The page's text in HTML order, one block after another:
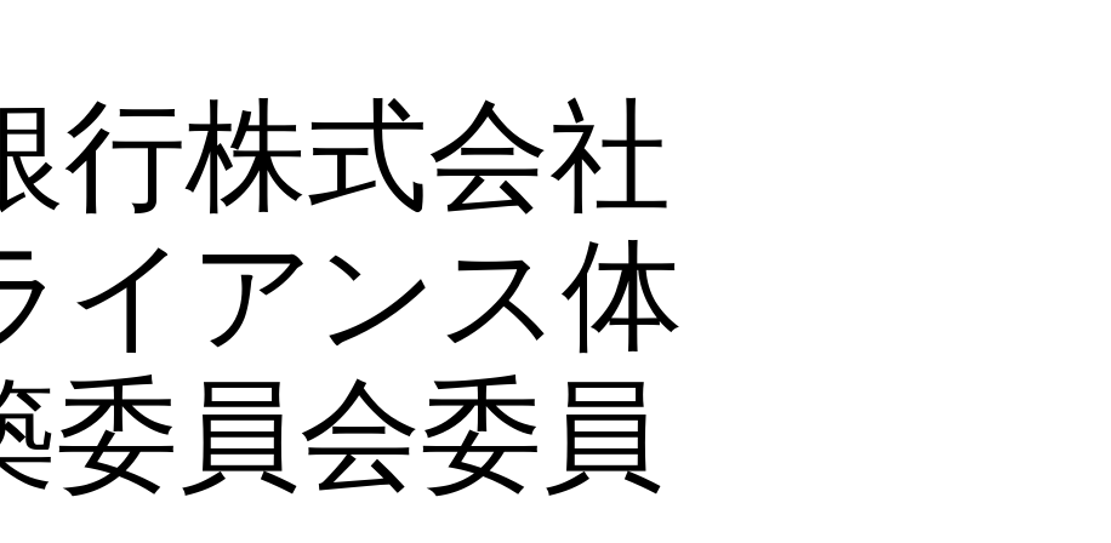
行株式会社
イアンス体
委員会委員